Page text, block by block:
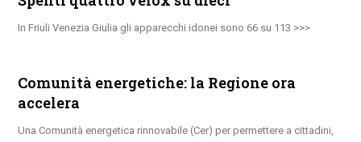
In Friuli Venezia Giulia gli apparecchi idonei sono 66 su 113
Comunità energetiche: la Regione ora
accelera
Una Comunità energetica rinnovabile (Cer) per permettere a cittadini,